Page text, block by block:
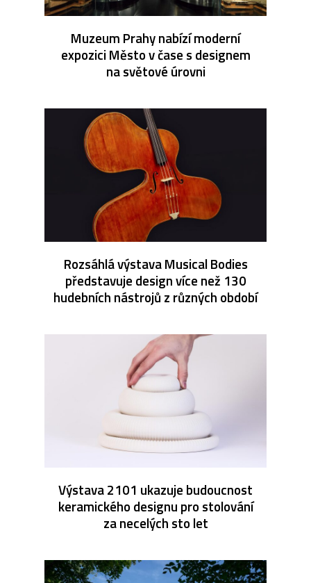
Muzeum Prahy nabízí moderní
expozici Město v čase s designem
na světové úrovni
Rozsáhlá výstava Musical Bodies
představuje design více než 130
hudebních nástrojů z různých období
Výstava 2101 ukazuje budoucnost
keramického designu pro stolování
za necelých sto let